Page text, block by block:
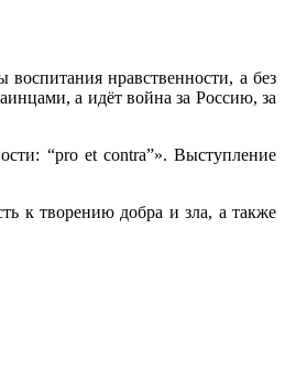
нравственности, а без
а идёт война за Россию, за
“pro et contra”». Выступление
к творению добра и зла, а также